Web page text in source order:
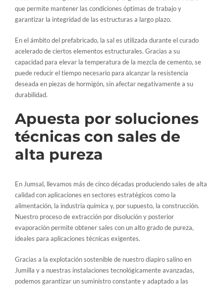
que permite mantener las condiciones óptimas de trabajo y
garantizar la integridad de las estructuras a largo plazo.
En el ámbito del prefabricado, la sal es utilizada durante el curado
acelerado de ciertos elementos estructurales. Gracias a su
capacidad para elevar la temperatura de la mezcla de cemento, se
puede reducir el tiempo necesario para alcanzar la resistencia
deseada en piezas de hormigón, sin afectar negativamente a su
durabilidad.
Apuesta por soluciones
técnicas con sales de
alta pureza
En Jumsal, llevamos más de cinco décadas produciendo sales de alta
calidad con aplicaciones en sectores estratégicos como la
alimentación, la industria química y, por supuesto, la construcción.
Nuestro proceso de extracción por disolución y posterior
evaporación permite obtener sales con un alto grado de pureza,
ideales para aplicaciones técnicas exigentes.
Gracias a la explotación sostenible de nuestro diapiro salino en
Jumilla y a nuestras instalaciones tecnológicamente avanzadas,
podemos garantizar un suministro constante y adaptado a las